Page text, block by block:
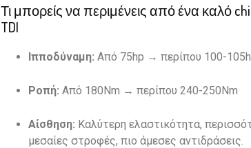
Τι μπορείς να περιμένεις από ένα καλό
TDI
Ιπποδύναμη: Από 75hp → περίπου 100-
Ροπή: Από 180Nm → περίπου 240-250Nm
Αίσθηση: Καλύτερη ελαστικότητα,
μεσαίες στροφές, πιο άμεσες αντιδράσεις.